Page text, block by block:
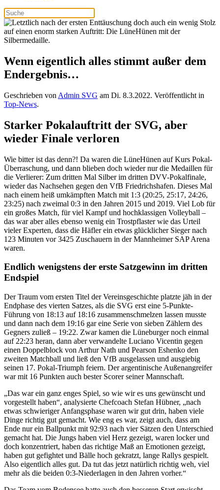
Wenn eigentlich alles stimmt außer dem
Endergebnis…
Geschrieben von Admin SVG am Di. 8.3.2022. Veröffentlicht in
Top-News.
Starker Pokalauftritt der SVG, aber
wieder Finale verloren
Wie bitter ist das denn?! Da waren die LüneHünen auf Kurs Pokal-
Überraschung, und dann blieben doch wieder nur die Medaillen für
die Verlierer: Zum dritten Mal Silber im dritten DVV-Pokalfinale,
wieder das Nachsehen gegen den VfB Friedrichshafen. Dieses Mal
nach einem heiß umkämpften Match mit 1:3 (20:25, 25:17, 24:26,
23:25) nach zweimal 0:3 in den Jahren 2015 und 2019. Viel Lob für
ein großes Match, für viel Kampf und hochklassigen Volleyball –
das war aber alles ebenso wenig ein Trostpflaster wie das Urteil
vieler Experten, dass die Häfler ein etwas glücklicher Sieger nach
123 Minuten vor 3425 Zuschauern in der Mannheimer SAP Arena
waren.
Endlich wenigstens der erste Satzgewinn im dritten
Endspiel
Der Traum vom ersten Titel der Vereinsgeschichte platzte jäh in der
Endphase des vierten Satzes, als die SVG erst eine 5-Punkte-
Führung von 18:13 auf 18:16 zusammenschmelzen lassen musste
und dann nach dem 19:16 gar eine Serie von sieben Zählern des
Gegners zuließ – 19:22. Zwar kamen die Lüneburger noch einmal
auf 22:23 heran, dann aber verwandelte Luciano Vicentin gegen
einen Doppelblock von Arthur Nath und Pearson Eshenko den
zweiten Matchball und ließ den VfB ausgelassen und ausgiebig
seinen 17. Pokal-Triumph feiern. Der argentinische Außenangreifer
war mit 16 Punkten auch bester Scorer seiner Mannschaft.
„Das war ein ganz enges Spiel, so wie wir es uns gewünscht und
vorgestellt haben“, analysierte Chefcoach Stefan Hübner, „nach
etwas schwieriger Anfangsphase waren wir gut drin, haben viele
Dinge richtig gut gemacht. Wie eng es war, zeigt auch, dass am
Ende nur ein Ballpunkt mit 92:93 nach vier Sätzen den Unterschied
gemacht hat. Die Jungs haben viel Herz gezeigt, waren locker und
doch konzentriert, haben das richtige Maß an Emotionen gezeigt,
haben gut gefightet und Bälle hoch gekratzt, lange Rallys gespielt.
Also eigentlich alles gut. Da tut das jetzt natürlich richtig weh, viel
mehr als die beiden 0:3-Niederlagen in den Jahren vorher.“